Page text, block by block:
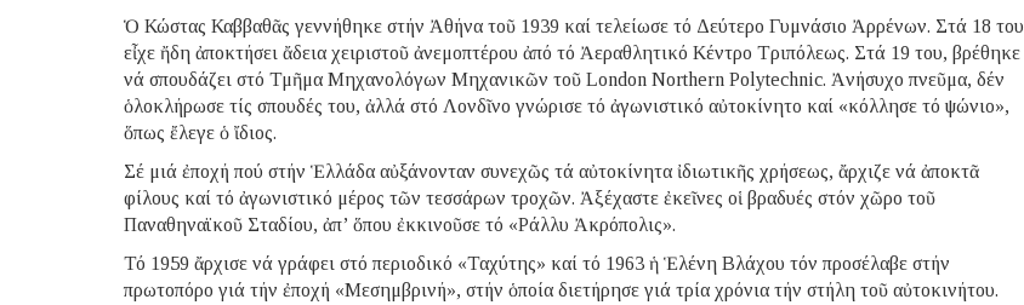
Ὁ Κώστας Καββαθᾶς γεννήθηκε στήν Ἀθήνα τοῦ 1939 καί τελείωσε τό Δεύτερο Γυμνάσιο Ἀρρένων. Στά 18 του
εἶχε ἤδη ἀποκτήσει ἄδεια χειριστοῦ ἀνεμοπτέρου ἀπό τό Ἀεραθλητικό Κέντρο Τριπόλεως. Στά 19 του, βρέθηκε
νά σπουδάζει στό Τμῆμα Μηχανολόγων Μηχανικῶν τοῦ London Northern Polytechnic. Ἀνήσυχο πνεῦμα, δέν
ὁλοκλήρωσε τίς σπουδές του, ἀλλά στό Λονδῖνο γνώρισε τό ἀγωνιστικό αὐτοκίνητο καί «κόλλησε τό ψώνιο»,
ὅπως ἔλεγε ὁ ἴδιος.
Σέ μιά ἐποχή πού στήν Ἑλλάδα αὐξάνονταν συνεχῶς τά αὐτοκίνητα ἰδιωτικῆς χρήσεως, ἄρχιζε νά ἀποκτᾶ
φίλους καί τό ἀγωνιστικό μέρος τῶν τεσσάρων τροχῶν. Ἀξέχαστε ἐκεῖνες οἱ βραδυές στόν χῶρο τοῦ
Παναθηναϊκοῦ Σταδίου, ἀπ’ ὅπου ἐκκινοῦσε τό «Ράλλυ Ἀκρόπολις».
Τό 1959 ἄρχισε νά γράφει στό περιοδικό «Ταχύτης» καί τό 1963 ἡ Ἑλένη Βλάχου τόν προσέλαβε στήν
πρωτοπόρο γιά τήν ἐποχή «Μεσημβρινή», στήν ὁποία διετήρησε γιά τρία χρόνια τήν στήλη τοῦ αὐτοκινήτου.